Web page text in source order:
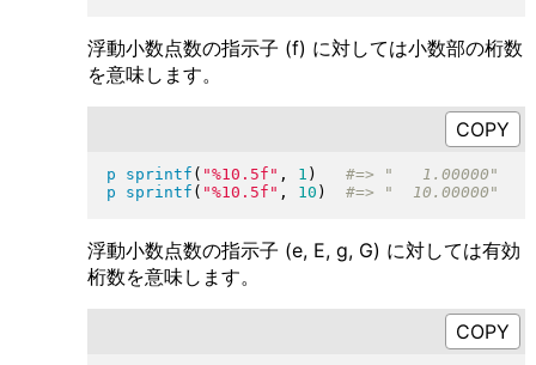
浮動小数点数の指示子 (f) に対しては小数部の桁数
を意味します。
p sprintf ( "%10.5f " , 1 )
p
sprintf ( "%10.5f " , 10 )
浮動小数点数の指示子 (e, E, g, G) に対しては有効
桁数を意味します。